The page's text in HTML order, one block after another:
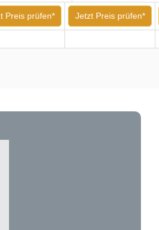
Preis prüfen* Jetzt Preis prüfen*